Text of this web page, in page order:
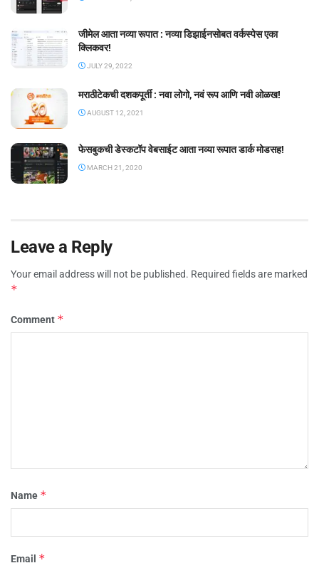
जीमेल आता नव्या रूपात : नव्या डिझाईनसोबत वर्कस्पेस एका
क्लिकवर!
JULY 29, 2022
मराठीटेकची दशकपूर्ती : नवा लोगो, नवं रूप आणि नवी ओळख!
AUGUST 12, 2021
फेसबुकची डेस्कटॉप वेबसाईट आता नव्या रूपात डार्क मोडसह!
MARCH 21, 2020
Leave a Reply
Your email address will not be published. Required fields are marked
*
Comment *
Name *
Email *